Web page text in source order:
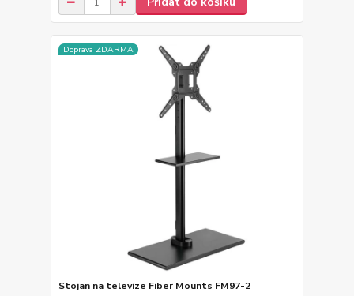
Doprava ZDARMA
Stojan na televize Fiber Mounts FM97-2